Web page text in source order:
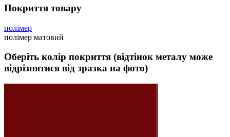
Покриття товару
полімер
полімер матовий
Оберіть колір покриття (відтінок металу може
відрізнятися від зразка на фото)